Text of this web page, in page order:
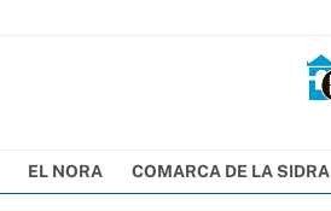
EL NORA COMARCA DE LA SIDRA